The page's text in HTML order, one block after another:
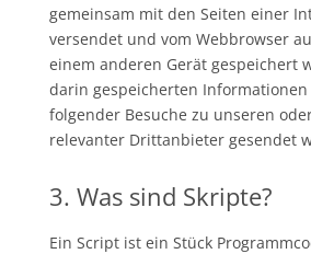
gemeinsam mit den Seiten einer
versendet und vom Webbrowser
einem anderen Gerät gespeichert
darin gespeicherten
folgender Besuche zu unseren
relevanter Drittanbieter gesendet
3. Was sind Skripte?
Ein Script ist ein Stück